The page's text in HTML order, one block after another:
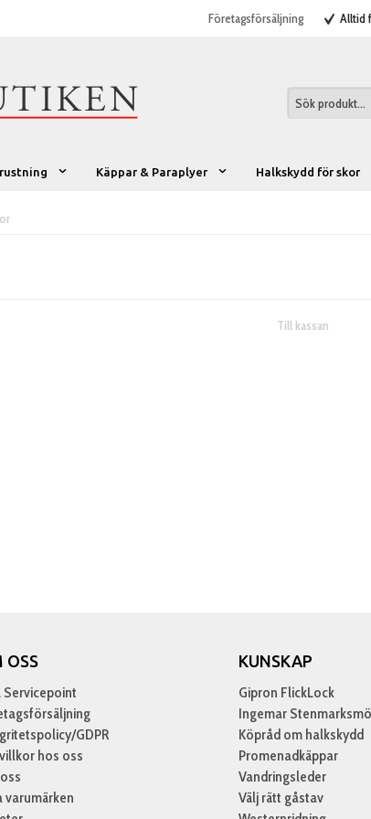
Företagsförsäljning Alltid
Käppar & Paraplyer Halkskydd för skor
Till kassan
OSS
Servicepoint
GDPR
hos oss
varumärken
KUNSKAP
Gipron FlickLock
Ingemar
Köpråd om halkskydd
Promenadkäppar
Vandringsleder
Välj rätt gåstav